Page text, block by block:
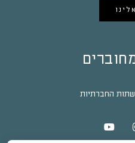
החברתיות